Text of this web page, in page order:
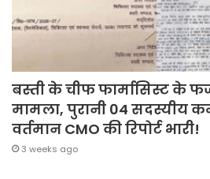
बस्ती के चीफ फार्मासिस्ट के
मामला, पुरानी 04 सदस्यीय
वर्तमान CMO की रिपोर्ट भारी!
3 weeks ago